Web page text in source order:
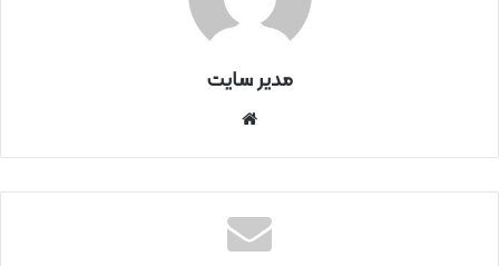
مدیر سایت
نتی